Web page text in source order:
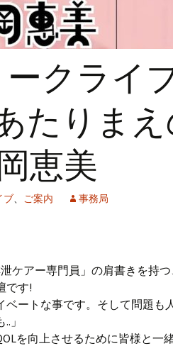
ークライ
たりま
恵美
ブ、 ご案内 事務局
ケアー専門員」の肩書きを持
です!
ベートな事です。そして問題も
」
を向上させるために皆様と一